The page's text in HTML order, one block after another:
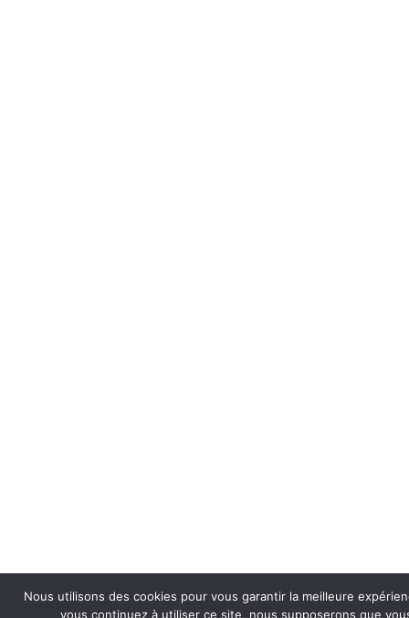
Nous utilisons des cookies pour vous garantir la meilleure
vous continuez à utiliser ce site, nous supposerons que